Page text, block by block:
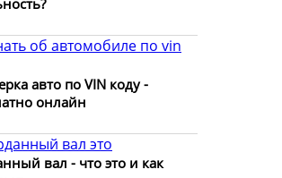
авто по VIN коду -
онлайн
вал - что это и как